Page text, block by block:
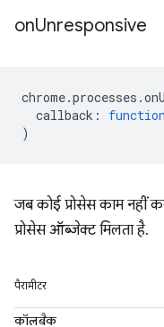
onUnresponsive
chrome.processes .
callback : function
)
जब कोई प्रोसेस काम नहीं
प्रोसेस ऑब्जेक्ट मिलता है.
पैरामीटर
कॉलबैक